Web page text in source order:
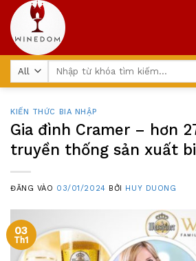
Skip
content
KIẾN THỨC BIA NHẬP
Gia đình Cramer – hơn
truyền thống sản xuất
ĐĂNG VÀO 03/01/2024 BỞI HUY DUONG
03
Th1